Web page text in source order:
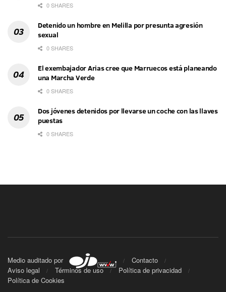
0 SHARES
Detenido un hombre en Melilla por presunta agresión
sexual
0 SHARES
El exembajador Arias cree que Marruecos está planeando
una Marcha Verde
0 SHARES
Dos jóvenes detenidos por llevarse un coche con las llaves
puestas
0 SHARES
Medio auditado por
Contacto
Aviso legal
Términos de uso
Política de privacidad
Política de Cookies